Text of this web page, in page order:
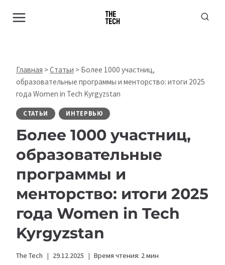
Главная >Статьи > Более 1000 участниц,
образовательные программы и менторство: итоги 2025
года Women in Tech Kyrgyzstan
СТАТЬИ ИНТЕРВЬЮ
Более 1000 участниц,
образовательные
программы и
менторство: итоги 2025
года Women in Tech
Kyrgyzstan
The Tech 29.12.2025 Время чтения: 2мин